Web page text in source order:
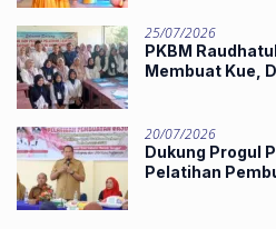
25/07/2026
PKBM
Membuat Kue,
20/07/2026
Dukung Progul
Pelatihan